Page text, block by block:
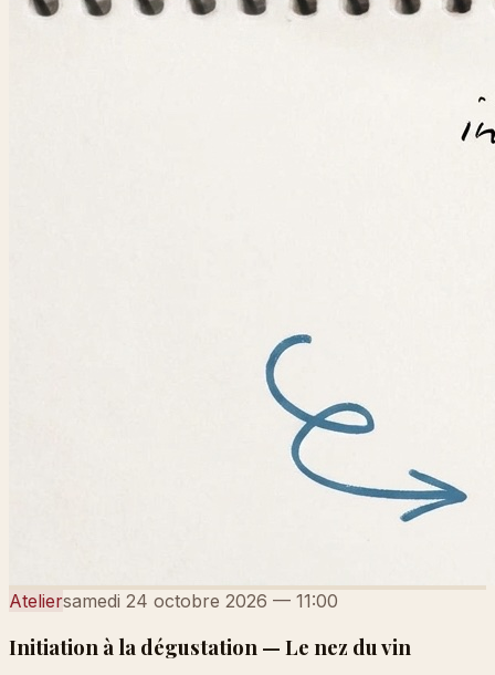
Ateliersamedi 24 octobre 2026 — 11:00
Initiation à la dégustation — Le nez du vin